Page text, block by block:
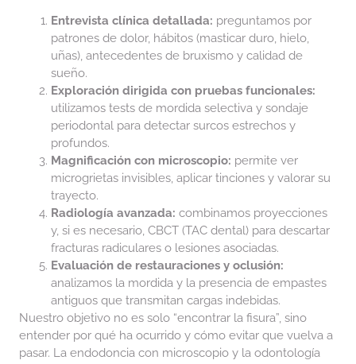
Entrevista clínica detallada: preguntamos por
patrones de dolor, hábitos (masticar duro, hielo,
uñas), antecedentes de bruxismo y calidad de
sueño.
Exploración dirigida con pruebas funcionales:
utilizamos tests de mordida selectiva y sondaje
periodontal para detectar surcos estrechos y
profundos.
Magnificación con microscopio: permite ver
microgrietas invisibles, aplicar tinciones y valorar su
trayecto.
Radiología avanzada: combinamos proyecciones
y, si es necesario, CBCT (TAC dental) para descartar
fracturas radiculares o lesiones asociadas.
Evaluación de restauraciones y oclusión:
analizamos la mordida y la presencia de empastes
antiguos que transmitan cargas indebidas.
Nuestro objetivo no es solo “encontrar la fisura”, sino
entender por qué ha ocurrido y cómo evitar que vuelva a
pasar. La endodoncia con microscopio y la odontología